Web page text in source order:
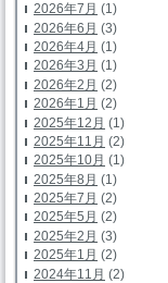
2026年7月 (1)
2026年6月 (3)
2026年4月 (1)
2026年3月 (1)
2026年2月 (2)
2026年1月 (2)
2025年12月 (1)
2025年11月 (2)
2025年10月 (1)
2025年8月 (1)
2025年7月 (2)
2025年5月 (2)
2025年2月 (3)
2025年1月 (2)
2024年11月 (2)